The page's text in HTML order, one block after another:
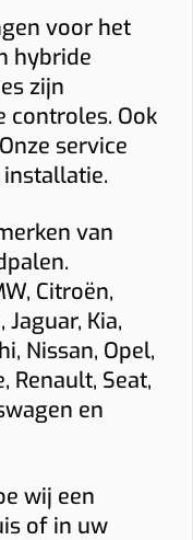
voor het
hybride
zijn
controles. Ook
service
van
Citroën,
Kia,
Nissan, Opel,
Renault, Seat,
en
wij een
of in uw
€ 87